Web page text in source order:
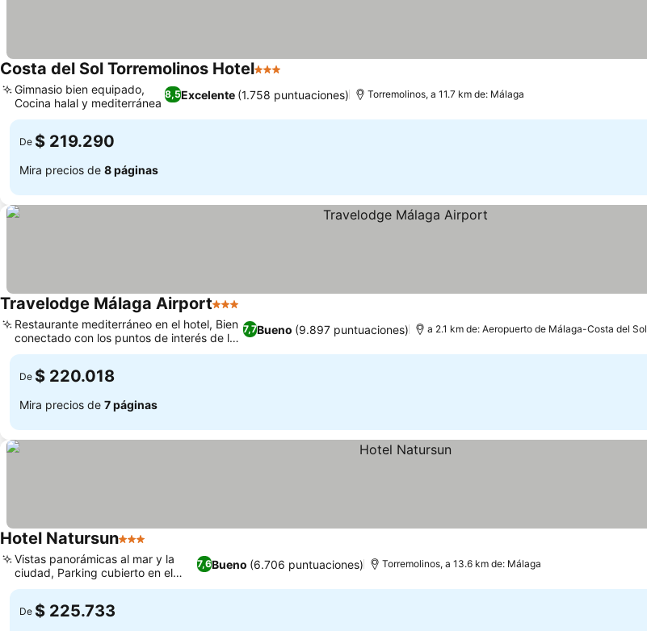
Costa del Sol Torremolinos Hotel3 Estrellas
8,5Excelente (1.758 puntuaciones)
Gimnasio bien equipado,
Cocina halal y mediterránea
Torremolinos, a 11.7 km de: Málaga
De $ 219.290
Mira precios de 8 páginas
Travelodge Málaga Airport3 Estrellas
7,7Bueno (9.897 puntuaciones)
Restaurante mediterráneo en el hotel, Bien
conectado con los puntos de interés de la
ciudad
a 2.1 km de: Aeropuerto de Málaga-Costa del Sol
De $ 220.018
Mira precios de 7 páginas
Hotel Natursun3 Estrellas
7,6Bueno (6.706 puntuaciones)
Vistas panorámicas al mar y la
ciudad, Parking cubierto en el
hotel
Torremolinos, a 13.6 km de: Málaga
De $ 225.733